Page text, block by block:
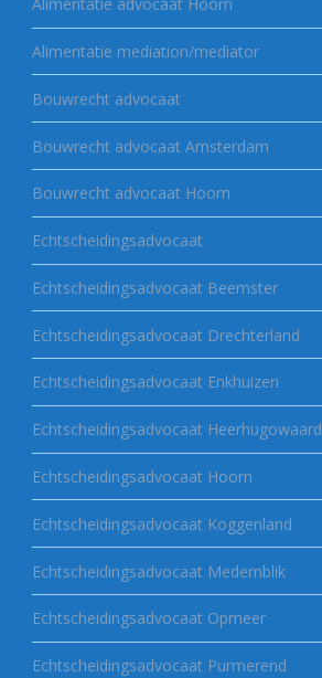
Alimentatie mediation/mediator
Bouwrecht advocaat
Bouwrecht advocaat Amsterdam
Bouwrecht advocaat Hoorn
Echtscheidingsadvocaat
Echtscheidingsadvocaat Beemster
Echtscheidingsadvocaat Drechterland
Echtscheidingsadvocaat Enkhuizen
Echtscheidingsadvocaat Heerhugowaard
Echtscheidingsadvocaat Hoorn
Echtscheidingsadvocaat Koggenland
Echtscheidingsadvocaat Medemblik
Echtscheidingsadvocaat Opmeer
Echtscheidingsadvocaat Purmerend